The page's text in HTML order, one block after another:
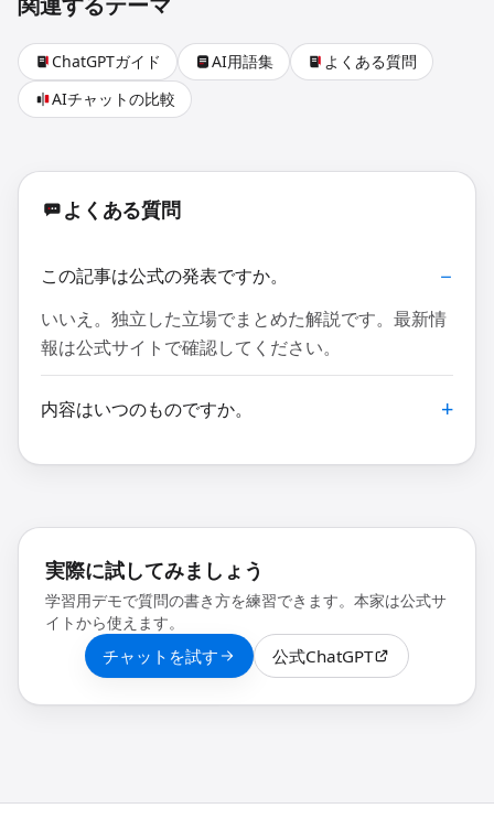
ChatGPTガイド AI用語集
よくある質問
AIチャットの比較
よくある質問
この記事は公式の発表ですか。
いいえ。独立した立場でまとめた解説です。最新情
報は公式サイトで確認してください。
内容はいつのものですか。
実際に試してみましょう
学習用デモで質問の書き方を練習できます。本家は公式サ
イトから使えます。
チャットを試す 公式ChatGPT